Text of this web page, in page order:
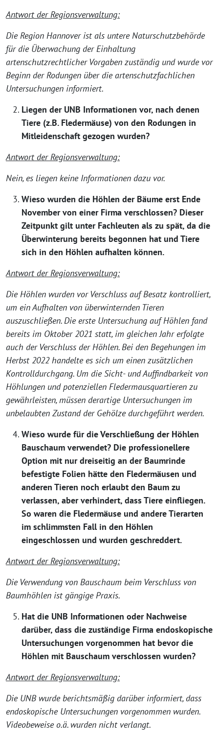
Antwort der Regionsverwaltung:
Die Region Hannover ist als untere Naturschutzbehörde
für die Überwachung der Einhaltung
artenschutzrechtlicher Vorgaben zuständig und wurde vor
Beginn der Rodungen über die artenschutzfachlichen
Untersuchungen informiert.
Liegen der UNB Informationen vor, nach denen
Tiere (z.B. Fledermäuse) von den Rodungen in
Mitleidenschaft gezogen wurden?
Antwort der Regionsverwaltung:
Nein, es liegen keine Informationen dazu vor.
Wieso wurden die Höhlen der Bäume erst Ende
November von einer Firma verschlossen? Dieser
Zeitpunkt gilt unter Fachleuten als zu spät, da die
Überwinterung bereits begonnen hat und Tiere
sich in den Höhlen aufhalten können.
Antwort der Regionsverwaltung:
Die Höhlen wurden vor Verschluss auf Besatz kontrolliert,
um ein Aufhalten von überwinternden Tieren
auszuschließen. Die erste Untersuchung auf Höhlen fand
bereits im Oktober 2021 statt, im gleichen Jahr erfolgte
auch der Verschluss der Höhlen. Bei den Begehungen im
Herbst 2022 handelte es sich um einen zusätzlichen
Kontrolldurchgang. Um die Sicht- und Auffindbarkeit von
Höhlungen und potenziellen Fledermausquartieren zu
gewährleisten, müssen derartige Untersuchungen im
unbelaubten Zustand der Gehölze durchgeführt werden.
Wieso wurde für die Verschließung der Höhlen
Bauschaum verwendet? Die professionellere
Option mit nur dreiseitig an der Baumrinde
befestigte Folien hätte den Fledermäusen und
anderen Tieren noch erlaubt den Baum zu
verlassen, aber verhindert, dass Tiere einfliegen.
So waren die Fledermäuse und andere Tierarten
im schlimmsten Fall in den Höhlen
eingeschlossen und wurden geschreddert.
Antwort der Regionsverwaltung:
Die Verwendung von Bauschaum beim Verschluss von
Baumhöhlen ist gängige Praxis.
Hat die UNB Informationen oder Nachweise
darüber, dass die zuständige Firma endoskopische
Untersuchungen vorgenommen hat bevor die
Höhlen mit Bauschaum verschlossen wurden?
Antwort der Regionsverwaltung:
Die UNB wurde berichtsmäßig darüber informiert, dass
endoskopische Untersuchungen vorgenommen wurden.
Videobeweise o.ä. wurden nicht verlangt.